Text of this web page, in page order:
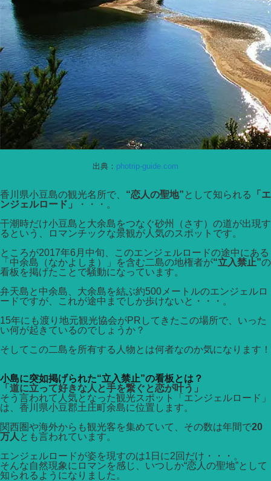
出典： photrip-guide.com
香川県小豆島の観光名所で、 “恋人の聖地” として知られる
「エ
ンジェルロード」
・・・。
干潮時だけ小豆島と大余島をつなぐ砂州（さす）の道が出現す
るという、ロマンチックな景観が人気のスポットです。
ところが2017年6月中旬、このエンジェルロードの途中にある
「中余島（なかよしま）」を含む二島の地権者が“立入禁止”の
看板を掲げたことで騒動になっています。
弁天島と中余島、大余島を結ぶ約500メートルのエンジェルロ
ードですが、これが途中までしか歩けないと・・・。
15年にも渡り地元観光協会がPRしてきたこの場所で、いった
い何が起きているのでしょうか？
そしてこの二島を所有する人物とは何者なのか気になります！
小島に突如掲げられた“立入禁止”の看板とは？
「道に立って好きな人と手を繋ぐと恋が叶う」
そう言われて人気となった観光スポット「エンジェルロード」
は、香川県小豆郡土庄町余島に位置します。
関西圏や海外からも観光客を集めていて、その数は年間で20
万人 とも言われています。
エンジェルロードが姿を現すのは1日に2回だけ・・・。
そんな自然現象にロマンを感じ、いつしか“恋人の聖地”として
知られるようになりました。